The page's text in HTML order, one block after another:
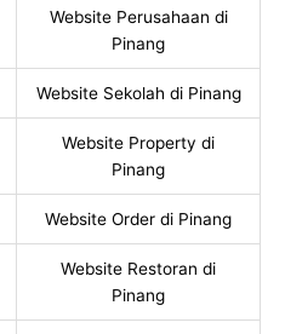
Website Perusahaan di
Pinang
Website Sekolah di Pinang
Website Property di
Pinang
Website Order di Pinang
Website Restoran di
Pinang